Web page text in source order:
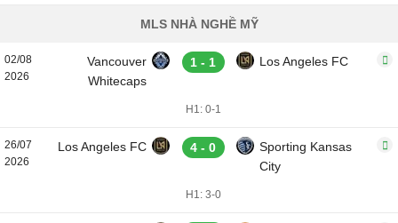
MLS NHÀ NGHỀ MỸ
02/08
2026
Vancouver
Whitecaps
1 - 1 Los Angeles FC
H1: 0-1
26/07
2026
Los Angeles FC 4 - 0
Sporting Kansas
City
H1: 3-0